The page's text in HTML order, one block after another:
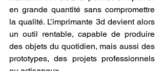
en grande quantité sans compromettre
la qualité. L’imprimante 3d devient alors
un outil rentable, capable de produire
des objets du quotidien, mais aussi des
prototypes, des projets professionnels